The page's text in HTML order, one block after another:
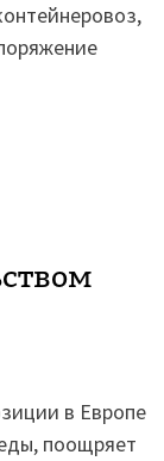
в Европе
поощряет